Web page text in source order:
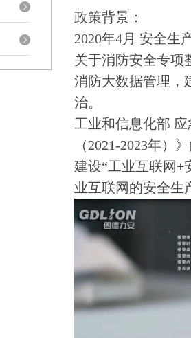
政策背景：
2020年4月 安全生
关于消防安全专项
消防大数据管理，
治。
工业和信息化部
（2021-2023年）
建设“工业互联网+
业互联网的安全生